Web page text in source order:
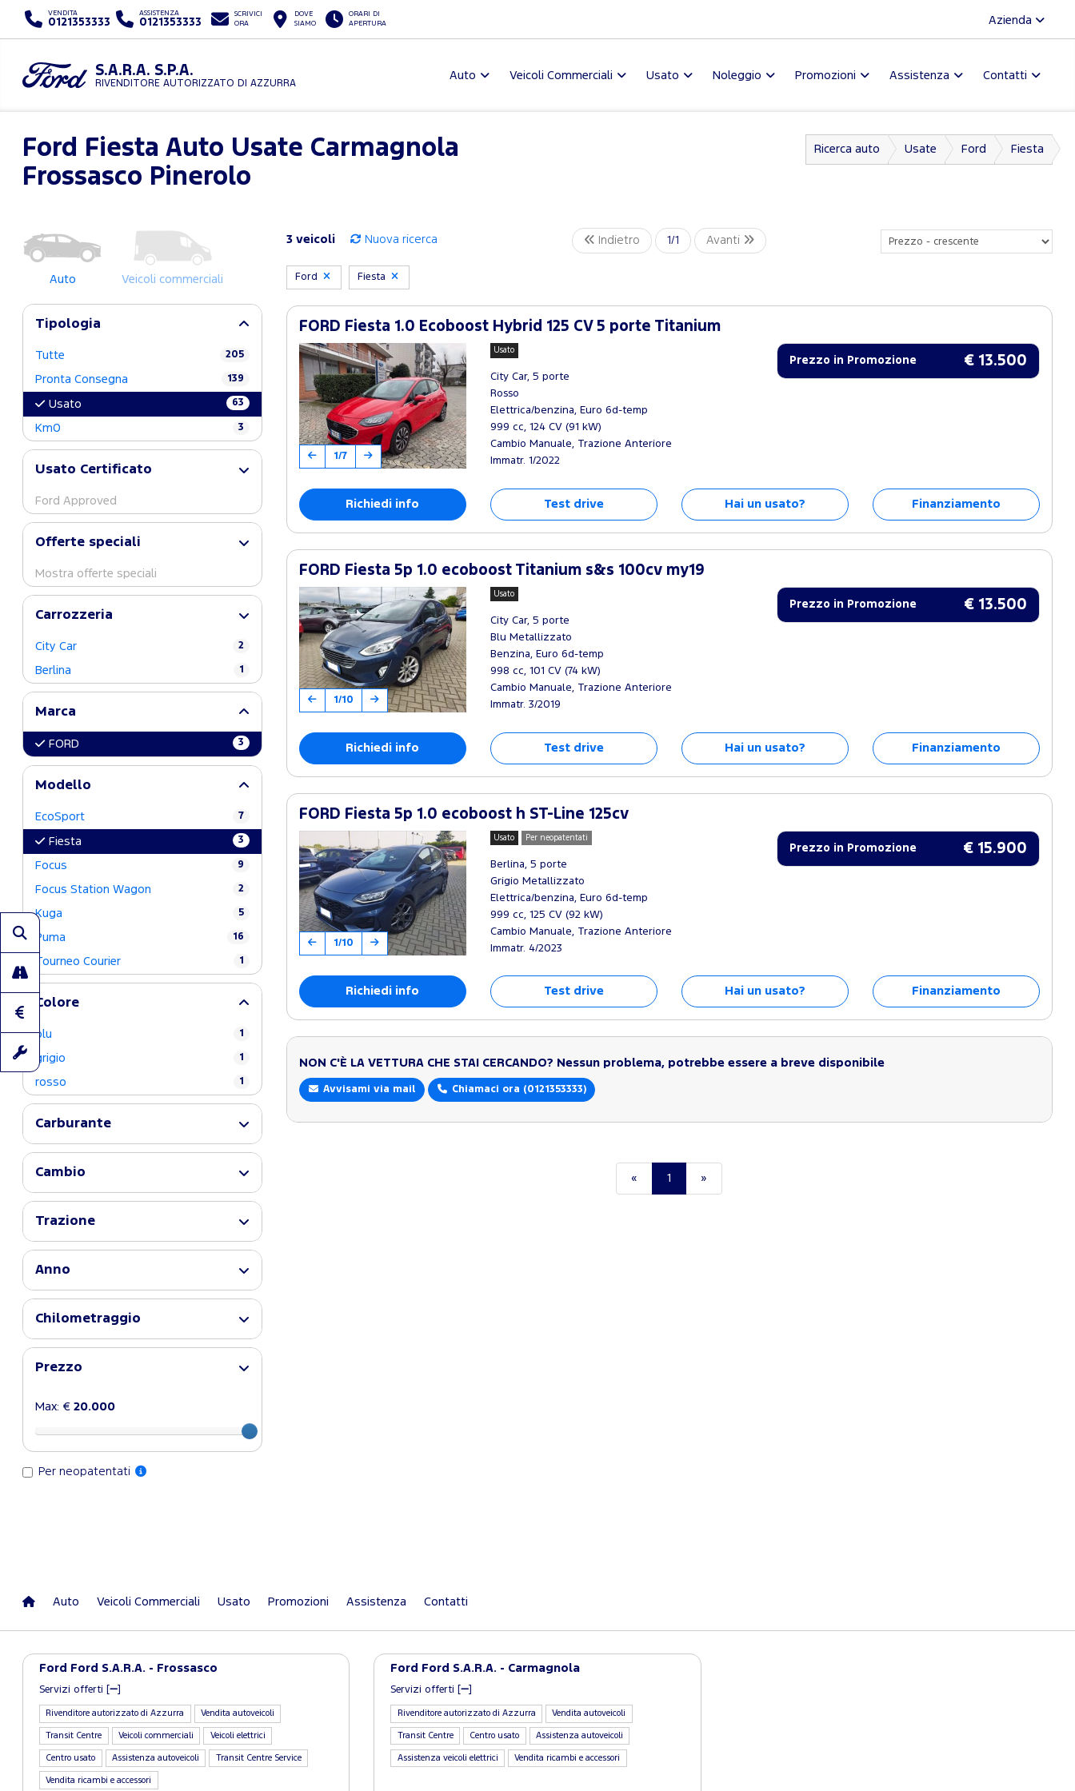
VENDITA
0121353333
ASSISTENZA
0121353333
SCRIVICI
ORA
DOVE
SIAMO
ORARI DI
APERTURA
Azienda
S.A.R.A. S.P.A.
RIVENDITORE AUTORIZZATO DI AZZURRA
Auto Veicoli Commerciali Usato Noleggio Promozioni Assistenza Contatti
Ford Fiesta Auto Usate Carmagnola
Frossasco Pinerolo
Ricerca auto Usate Ford Fiesta
Auto Veicoli commerciali
Tipologia
Tutte 205
Pronta Consegna 139
Usato 63
Km0 3
Usato Certificato
Ford Approved
Offerte speciali
Mostra offerte speciali
Carrozzeria
City Car 2
Berlina 1
Marca
FORD 3
Modello
EcoSport 7
Fiesta 3
Focus 9
Focus Station Wagon 2
Kuga 5
Puma 16
Tourneo Courier 1
Colore
blu 1
grigio 1
rosso 1
Carburante
Cambio
Trazione
Anno
Chilometraggio
Prezzo
Max: € 20.000
Per neopatentati
3 veicoli Nuova ricerca Indietro 1/1 Avanti
Ford Fiesta
FORD Fiesta 1.0 Ecoboost Hybrid 125 CV 5 porte Titanium
1/7
Usato
City Car, 5 porte
Rosso
Elettrica/benzina, Euro 6d-temp
999 cc, 124 CV (91 kW)
Cambio Manuale, Trazione Anteriore
Immatr. 1/2022
Prezzo in Promozione € 13.500
Richiedi info Test drive Hai un usato? Finanziamento
FORD Fiesta 5p 1.0 ecoboost Titanium s&s 100cv my19
1/10
Usato
City Car, 5 porte
Blu Metallizzato
Benzina, Euro 6d-temp
998 cc, 101 CV (74 kW)
Cambio Manuale, Trazione Anteriore
Immatr. 3/2019
Prezzo in Promozione € 13.500
Richiedi info Test drive Hai un usato? Finanziamento
FORD Fiesta 5p 1.0 ecoboost h ST-Line 125cv
1/10
Usato Per neopatentati
Berlina, 5 porte
Grigio Metallizzato
Elettrica/benzina, Euro 6d-temp
999 cc, 125 CV (92 kW)
Cambio Manuale, Trazione Anteriore
Immatr. 4/2023
Prezzo in Promozione € 15.900
Richiedi info Test drive Hai un usato? Finanziamento
NON C'È LA VETTURA CHE STAI CERCANDO? Nessun problema, potrebbe essere a breve disponibile
Avvisami via mail Chiamaci ora (0121353333)
« 1 »
Auto Veicoli Commerciali Usato Promozioni Assistenza Contatti
Ford Ford S.A.R.A. - Frossasco
Servizi offerti [
Rivenditore autorizzato di Azzurra Vendita autoveicoli
Transit Centre Veicoli commerciali Veicoli elettrici
Centro usato Assistenza autoveicoli Transit Centre Service
Vendita ricambi e accessori
Ford Ford S.A.R.A. - Carmagnola
Servizi offerti [
Rivenditore autorizzato di Azzurra Vendita autoveicoli
Transit Centre Centro usato Assistenza autoveicoli
Assistenza veicoli elettrici Vendita ricambi e accessori